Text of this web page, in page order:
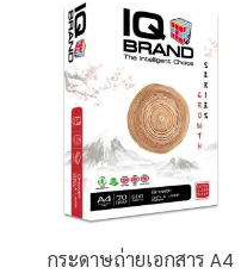
กระดาษถ่ายเอกสาร A4